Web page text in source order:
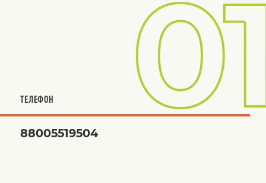
ТЕЛЕФОН
88005519504